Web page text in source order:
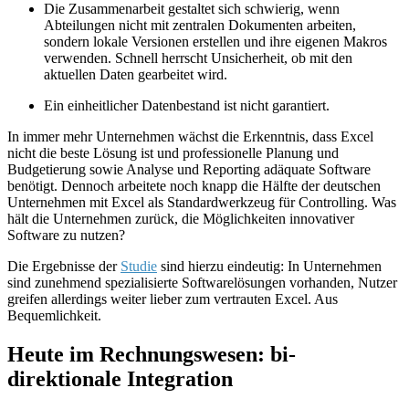
Die Zusammenarbeit gestaltet sich schwierig, wenn
Abteilungen nicht mit zentralen Dokumenten arbeiten,
sondern lokale Versionen erstellen und ihre eigenen Makros
verwenden. Schnell herrscht Unsicherheit, ob mit den
aktuellen Daten gearbeitet wird.
Ein einheitlicher Datenbestand ist nicht garantiert.
In immer mehr Unternehmen wächst die Erkenntnis, dass Excel
nicht die beste Lösung ist und professionelle Planung und
Budgetierung sowie Analyse und Reporting adäquate Software
benötigt. Dennoch arbeitete noch knapp die Hälfte der deutschen
Unternehmen mit Excel als Standardwerkzeug für Controlling. Was
hält die Unternehmen zurück, die Möglichkeiten innovativer
Software zu nutzen?
Die Ergebnisse der Studie sind hierzu eindeutig: In Unternehmen
sind zunehmend spezialisierte Softwarelösungen vorhanden, Nutzer
greifen allerdings weiter lieber zum vertrauten Excel. Aus
Bequemlichkeit.
Heute im Rechnungswesen: bi-
direktionale Integration